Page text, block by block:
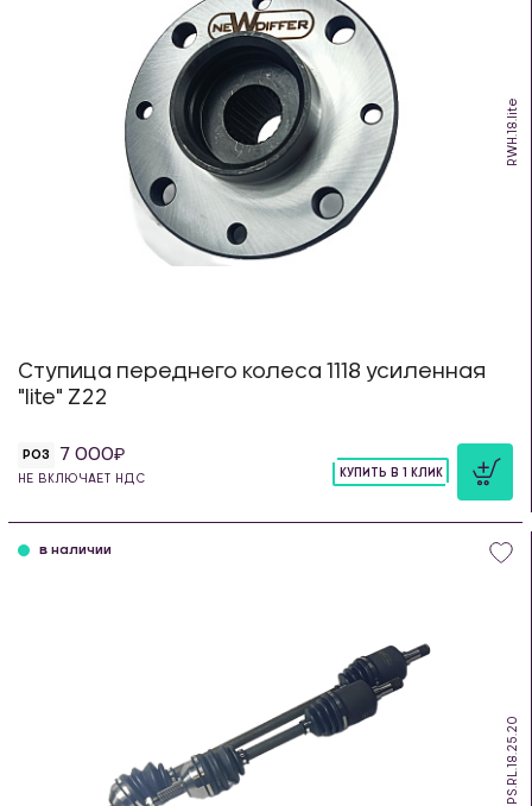
RWH.18.lite
Ступица переднего колеса 1118 усиленная
"lite" Z22
РОЗ 7 000
НЕ ВКЛЮЧАЕТ НДС
КУПИТЬ В 1 КЛИК
PS.RL.18.25.20
в наличии